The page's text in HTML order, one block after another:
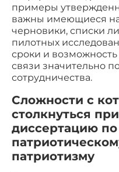
примеры
важны имеющиеся
черновики, списки
пилотных
сроки и
связи значительно
сотрудничества.
Сложности с
столкнуться
диссертацию
патриотизму